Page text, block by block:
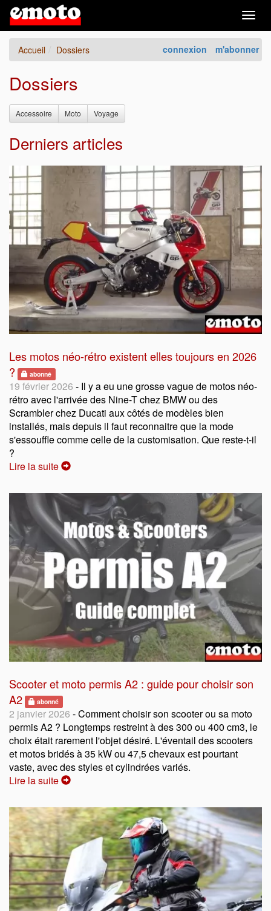
connexion m'abonner
Accueil Dossiers
Dossiers
Accessoire Moto Voyage
Derniers articles
Les motos néo-rétro existent elles toujours en 2026
?
abonné
19 février 2026 - Il y a eu une grosse vague de motos néo-
rétro avec l'arrivée des Nine-T chez BMW ou des
Scrambler chez Ducati aux côtés de modèles bien
installés, mais depuis il faut reconnaitre que la mode
s'essouffle comme celle de la customisation. Que reste-t-il
?
Lire la suite
Scooter et moto permis A2 : guide pour choisir son
A2
abonné
2 janvier 2026 - Comment choisir son scooter ou sa moto
permis A2 ? Longtemps restreint à des 300 ou 400 cm3, le
choix était rarement l'objet désiré. L'éventail des scooters
et motos bridés à 35 kW ou 47,5 chevaux est pourtant
vaste, avec des styles et cylindrées variés.
Lire la suite